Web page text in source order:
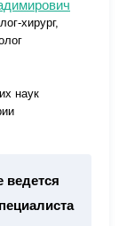
хирург,
наук
ведется